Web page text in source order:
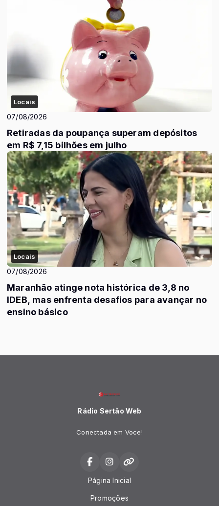
Locais
07/08/2026
Retiradas da poupança superam depósitos
em R$ 7,15 bilhões em julho
Locais
07/08/2026
Maranhão atinge nota histórica de 3,8 no
IDEB, mas enfrenta desafios para avançar no
ensino básico
Rádio Sertão Web
Conectada em Voce!
Página Inicial
Promoções